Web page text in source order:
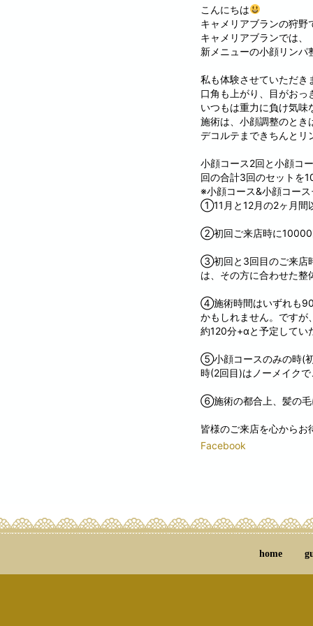
こんにちは
キャメリアブランの狩野
キャメリアブランでは、
新メニューの小顔リンパ
私も体験させていただき
口角も上がり、目がおっ
いつもは重力に負け気味
施術は、小顔調整のとき
デコルテまできちんとリ
小顔コース2回と小顔コ
回の合計3回のセットを
※小顔コース&小顔コー
①11月と12月の2ヶ月間
②初回ご来店時に10000
③初回と3回目のご来店
は、その方に合わせた整
④施術時間はいずれも90
かもしれません。ですが
約120分+αと予定してい
⑤小顔コースのみの時(
時(2回目)はノーメイク
⑥施術の都合上、髪の毛
皆様のご来店を心からお
Facebook
home